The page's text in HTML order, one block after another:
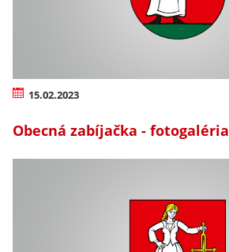
15.02.2023
Obecná zabíjačka - fotogaléria